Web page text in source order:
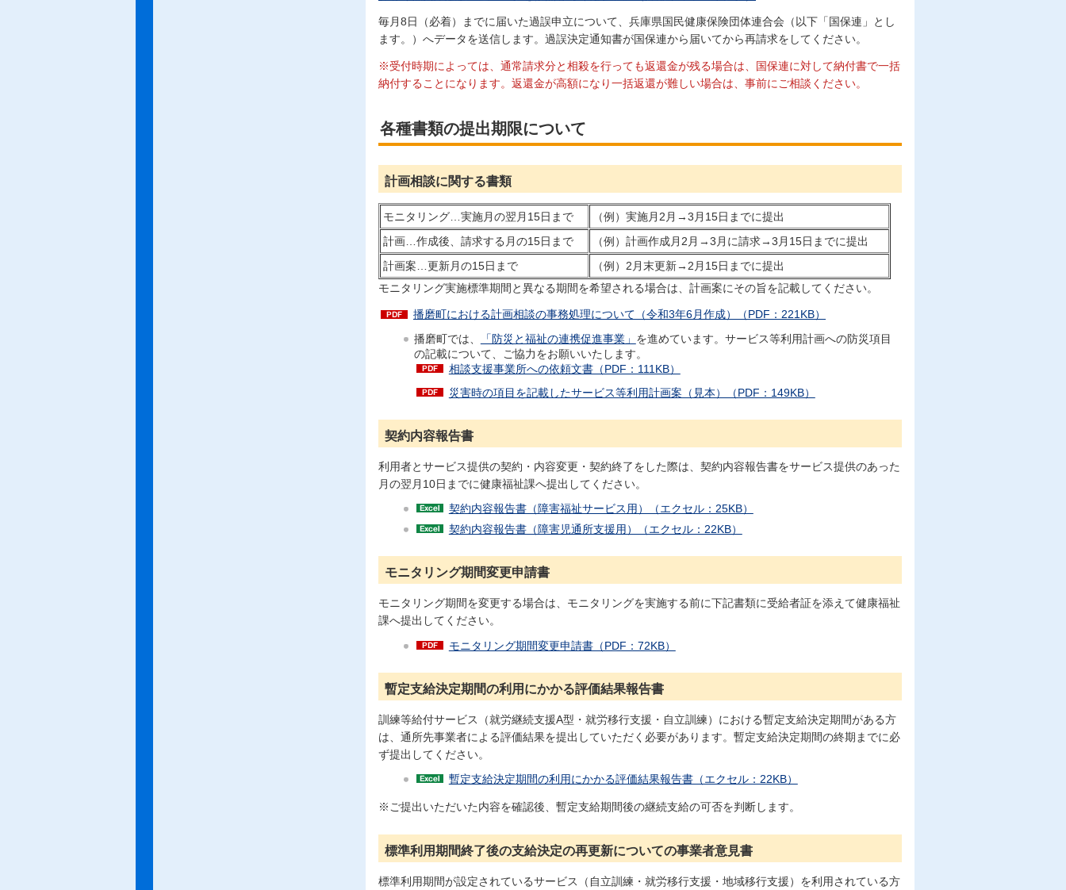
毎月8日（必着）までに届いた過誤申立について、兵庫県国民健康保険団体連合会（以下「国保連」とし
ます。）へデータを送信します。過誤決定通知書が国保連から届いてから再請求をしてください。
※受付時期によっては、通常請求分と相殺を行っても返還金が残る場合は、国保連に対して納付書で一括
納付することになります。返還金が高額になり一括返還が難しい場合は、事前にご相談ください。
各種書類の提出期限について
計画相談に関する書類
モニタリング…実施月の翌月15日まで
（例）実施月2月→3月15日までに提出
計画…作成後、請求する月の15日まで
（例）計画作成月2月→3月に請求→3月15日までに提出
計画案…更新月の15日まで
（例）2月末更新→2月15日までに提出
モニタリング実施標準期間と異なる期間を希望される場合は、計画案にその旨を記載してください。
播磨町における計画相談の事務処理について（令和3年6月作成）（PDF：221KB）
播磨町では、
「防災と福祉の連携促進事業」 を進めています。サービス等利用計画への防災項目
の記載について、ご協力をお願いいたします。
相談支援事業所への依頼文書（PDF：111KB）
災害時の項目を記載したサービス等利用計画案（見本）（PDF：149KB）
契約内容報告書
利用者とサービス提供の契約・内容変更・契約終了をした際は、契約内容報告書をサービス提供のあった
月の翌月10日までに健康福祉課へ提出してください。
契約内容報告書（障害福祉サービス用）（エクセル：25KB）
契約内容報告書（障害児通所支援用）（エクセル：22KB）
モニタリング期間変更申請書
モニタリング期間を変更する場合は、モニタリングを実施する前に下記書類に受給者証を添えて健康福祉
課へ提出してください。
モニタリング期間変更申請書（PDF：72KB）
暫定支給決定期間の利用にかかる評価結果報告書
訓練等給付サービス（就労継続支援A型・就労移行支援・自立訓練）における暫定支給決定期間がある方
は、通所先事業者による評価結果を提出していただく必要があります。暫定支給決定期間の終期までに必
ず提出してください。
暫定支給決定期間の利用にかかる評価結果報告書（エクセル：22KB）
※ご提出いただいた内容を確認後、暫定支給期間後の継続支給の可否を判断します。
標準利用期間終了後の支給決定の再更新についての事業者意見書
標準利用期間が設定されているサービス（自立訓練・就労移行支援・地域移行支援）を利用されている方